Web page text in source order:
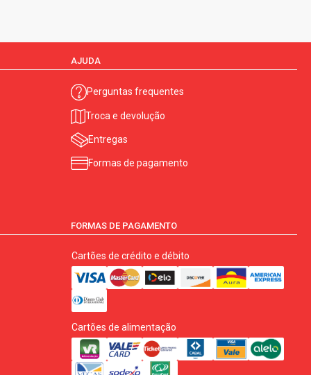
AJUDA
Perguntas frequentes
Troca e devolução
Entregas
Formas de pagamento
FORMAS DE PAGAMENTO
Cartões de crédito e débito
Cartões de alimentação